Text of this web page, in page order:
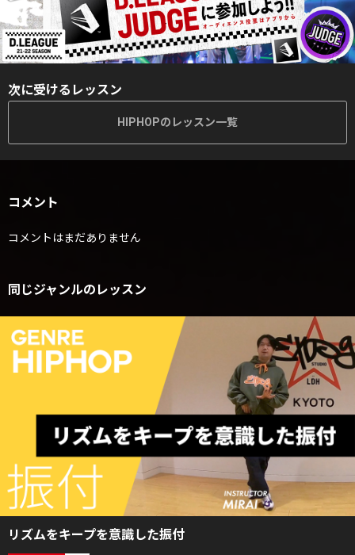
次に受けるレッスン
HIPHOPのレッスン一覧
コメント
コメントはまだありません
同じジャンルのレッスン
リズムをキープを意識した振付